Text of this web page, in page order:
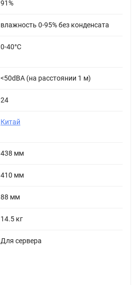
91%
влажность 0-95% без конденсата
0-40°С
<50dBA (на расстоянии 1 м)
24
Китай
438 мм
410 мм
88 мм
14.5 кг
Для сервера